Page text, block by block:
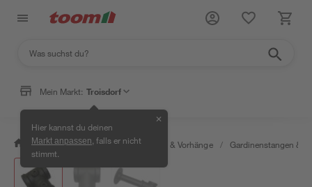
Mein Markt: Troisdorf
Hier kannst du deinen
Markt anpassen , falls er nicht
stimmt.
✕
/ Wohnen & Haushalt / Gardinen & Vorhänge / Gardinenstangen &